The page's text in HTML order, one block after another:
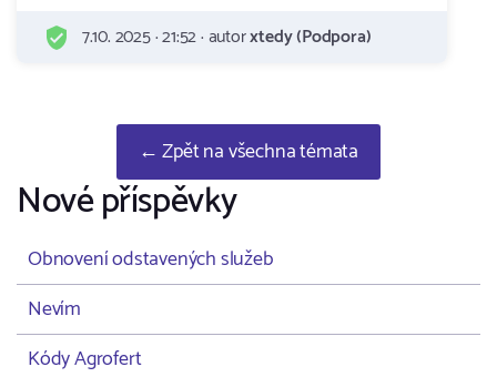
7.10. 2025 · 21:52 · autorxtedy (Podpora)
← Zpět na všechna témata
Nové příspěvky
Obnovení odstavených služeb
Nevím
Kódy Agrofert